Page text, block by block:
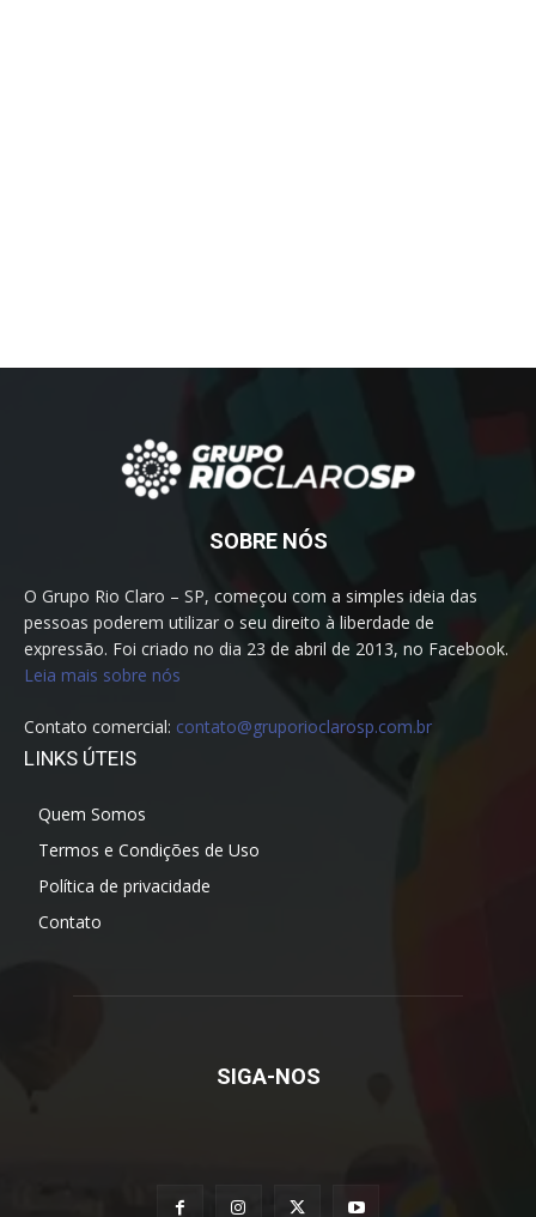
SOBRE NÓS
O Grupo Rio Claro – SP, começou com a simples ideia das
pessoas poderem utilizar o seu direito à liberdade de
expressão. Foi criado no dia 23 de abril de 2013, no Facebook.
Leia mais sobre nós
Contato comercial: contato@gruporioclarosp.com.br
LINKS ÚTEIS
Quem Somos
Termos e Condições de Uso
Política de privacidade
Contato
SIGA-NOS